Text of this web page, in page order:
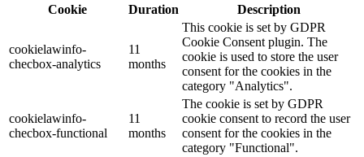
Cookie
Duration Description
cookielawinfo-
checbox-analytics
11
months
This cookie is set by GDPR
Cookie Consent plugin. The
cookie is used to store the user
consent for the cookies in the
category "Analytics".
cookielawinfo-
checbox-functional
11
months
The cookie is set by GDPR
cookie consent to record the user
consent for the cookies in the
category "Functional".